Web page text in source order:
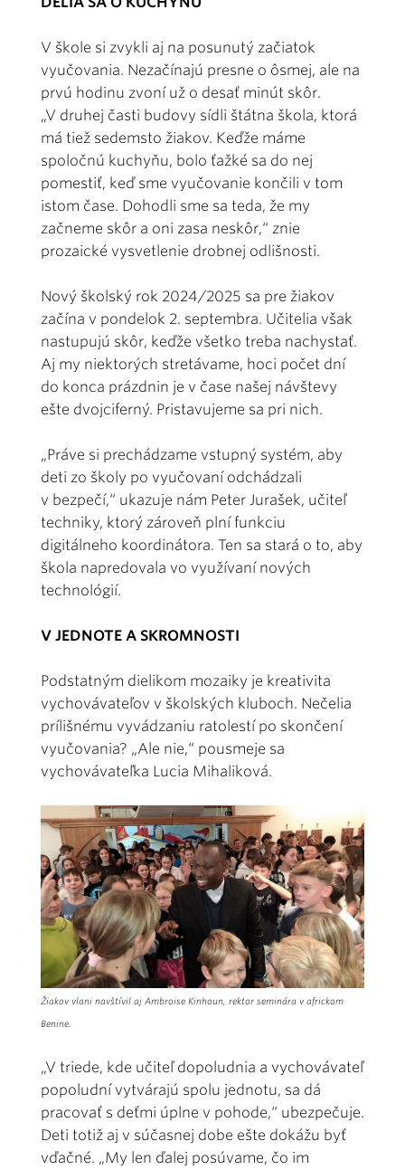
V škole si zvykli aj na posunutý začiatok
vyučovania. Nezačínajú presne o ôsmej, ale na
prvú hodinu zvoní už o desať minút skôr.
„V druhej časti budovy sídli štátna škola, ktorá
má tiež sedemsto žiakov. Keďže máme
spoločnú kuchyňu, bolo ťažké sa do nej
pomestiť, keď sme vyučovanie končili v tom
istom čase. Dohodli sme sa teda, že my
začneme skôr a oni zasa neskôr,“ znie
prozaické vysvetlenie drobnej odlišnosti.
Nový školský rok 2024/2025 sa pre žiakov
začína v pondelok 2. septembra. Učitelia však
nastupujú skôr, keďže všetko treba nachystať.
Aj my niektorých stretávame, hoci počet dní
do konca prázdnin je v čase našej návštevy
ešte dvojciferný. Pristavujeme sa pri nich.
„Práve si prechádzame vstupný systém, aby
deti zo školy po vyučovaní odchádzali
v bezpečí,“ ukazuje nám Peter Jurašek, učiteľ
techniky, ktorý zároveň plní funkciu
digitálneho koordinátora. Ten sa stará o to, aby
škola napredovala vo využívaní nových
technológií.
V JEDNOTE A SKROMNOSTI
Podstatným dielikom mozaiky je kreativita
vychovávateľov v školských kluboch. Nečelia
prílišnému vyvádzaniu ratolestí po skončení
vyučovania? „Ale nie,“ pousmeje sa
vychovávateľka Lucia Mihaliková.
Žiakov vlani navštívil aj Ambroise Kinhoun, rektor seminára v africkom
Benine.
„V triede, kde učiteľ dopoludnia a vychovávateľ
popoludní vytvárajú spolu jednotu, sa dá
pracovať s deťmi úplne v pohode,“ ubezpečuje.
Deti totiž aj v súčasnej dobe ešte dokážu byť
vďačné. „My len ďalej posúvame, čo im